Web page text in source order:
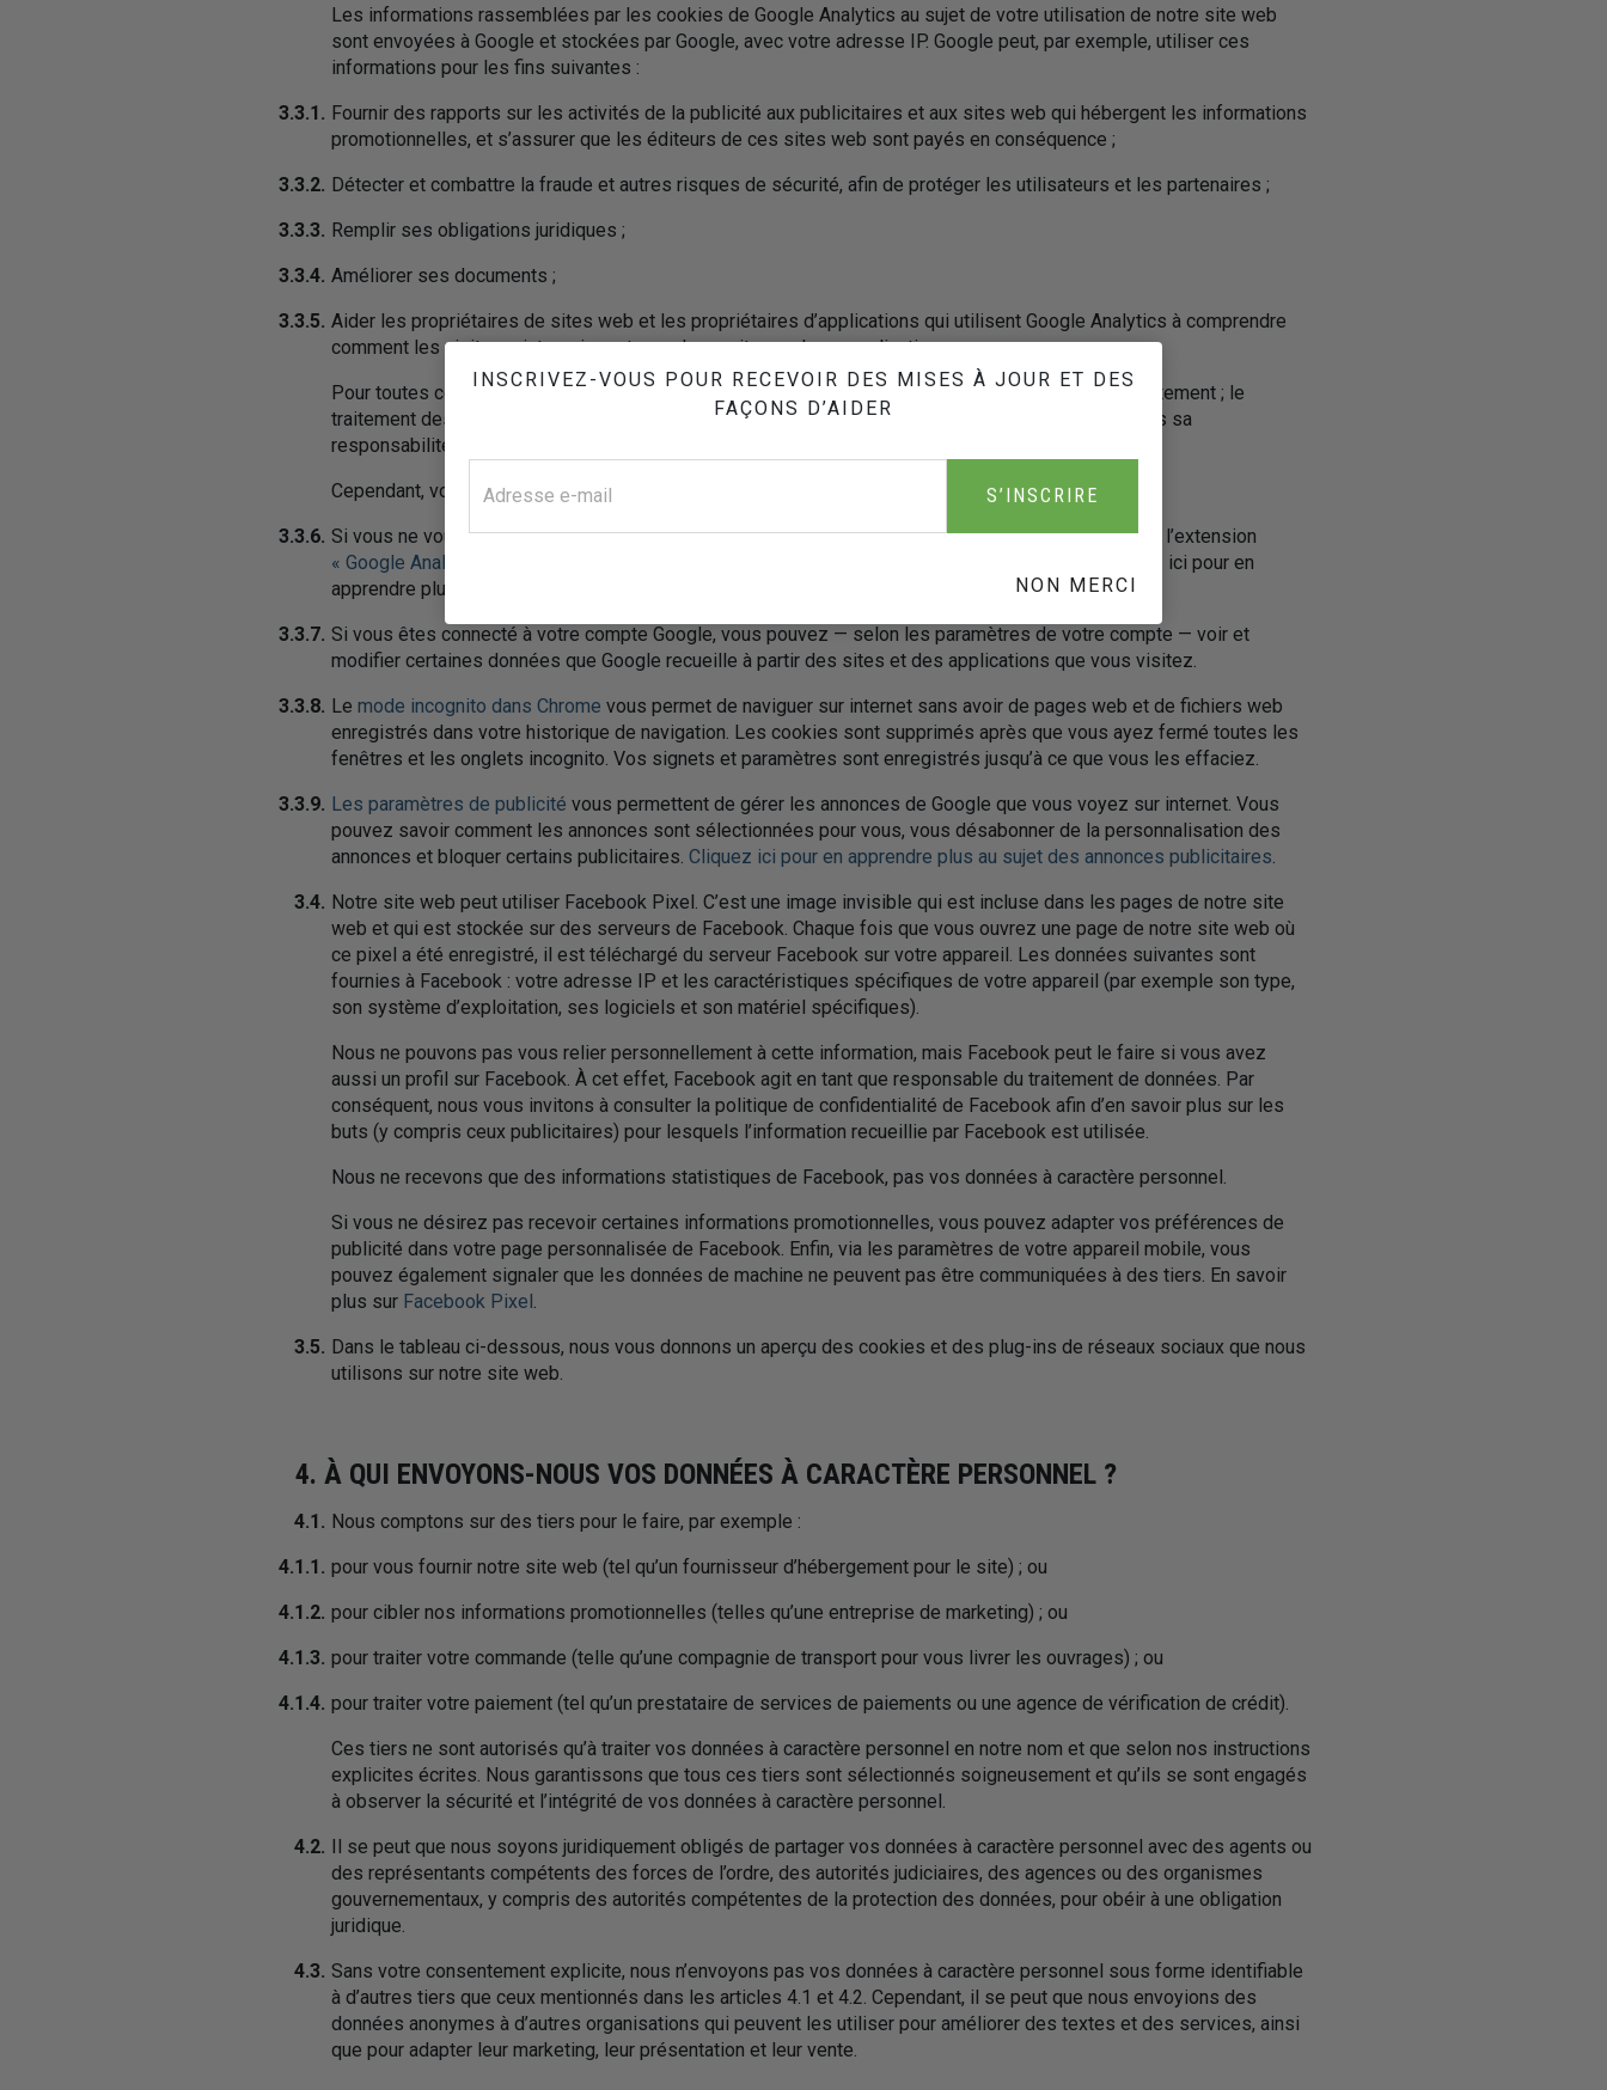
Les informations rassemblées par les cookies de Google Analytics au sujet de votre utilisation de notre site web
sont envoyées à Google et stockées par Google, avec votre adresse IP. Google peut, par exemple, utiliser ces
informations pour les fins suivantes :
3.3.1. Fournir des rapports sur les activités de la publicité aux publicitaires et aux sites web qui hébergent les informations
promotionnelles, et s’assurer que les éditeurs de ces sites web sont payés en conséquence ;
3.3.2. Détecter et combattre la fraude et autres risques de sécurité, afin de protéger les utilisateurs et les partenaires ;
3.3.3. Remplir ses obligations juridiques ;
3.3.4. Améliorer ses documents ;
3.3.5. Aider les propriétaires de sites web et les propriétaires d’applications qui utilisent Google Analytics à comprendre
comment les visiteurs interagissent avec leurs sites ou leurs applications.
Pour toutes ces activités, à l’exception du dernier point, Google agit en tant que responsable du traitement ; le
traitement des informations qu’il recueille à propos de votre utilisation de notre site Web a lieu sous sa
responsabilité. En savoir plus sur l’utilisation des
Cependant, vous pouvezcontrôler l’information envoyée à Google
de la façon suivante :
3.3.6. Si vous ne voulez pas que Google Analytics soit utilisé dans votre navigateur, vous pouvez installer l’extension
« Google Analytics Opt-out » (module complémentaire de désactivation dans un navigateur)
. Cliquez ici pour en
apprendre plus sur
à caractère personnel.
3.3.7. Si vous êtes connecté à votre compte Google, vous pouvez — selon les paramètres de votre compte — voir et
modifier certaines données que Google recueille à partir des sites et des applications que vous visitez.
3.3.8. Le mode incognito dans Chrome vous permet de naviguer sur internet sans avoir de pages web et de fichiers web
enregistrés dans votre historique de navigation. Les cookies sont supprimés après que vous ayez fermé toutes les
fenêtres et les onglets incognito. Vos signets et paramètres sont enregistrés jusqu’à ce que vous les effaciez.
3.3.9. Les paramètres de publicité vous permettent de gérer les annonces de Google que vous voyez sur internet. Vous
pouvez savoir comment les annonces sont sélectionnées pour vous, vous désabonner de la personnalisation des
annonces et bloquer certains publicitaires. Cliquez ici pour en apprendre plus au sujet des annonces publicitaires.
3.4. Notre site web peut utiliser Facebook Pixel. C’est une image invisible qui est incluse dans les pages de notre site
web et qui est stockée sur des serveurs de Facebook. Chaque fois que vous ouvrez une page de notre site web où
ce pixel a été enregistré, il est téléchargé du serveur Facebook sur votre appareil. Les données suivantes sont
fournies à Facebook : votre adresse IP et les caractéristiques spécifiques de votre appareil (par exemple son type,
son système d’exploitation, ses logiciels et son matériel spécifiques).
Nous ne pouvons pas vous relier personnellement à cette information, mais Facebook peut le faire si vous avez
aussi un profil sur Facebook. À cet effet, Facebook agit en tant que responsable du traitement de données. Par
conséquent, nous vous invitons à consulter la politique de confidentialité de Facebook afin d’en savoir plus sur les
buts (y compris ceux publicitaires) pour lesquels l’information recueillie par Facebook est utilisée.
Nous ne recevons que des informations statistiques de Facebook, pas vos données à caractère personnel.
Si vous ne désirez pas recevoir certaines informations promotionnelles, vous pouvez adapter vos préférences de
publicité dans votre page personnalisée de Facebook. Enfin, via les paramètres de votre appareil mobile, vous
pouvez également signaler que les données de machine ne peuvent pas être communiquées à des tiers. En savoir
plus sur Facebook Pixel.
3.5. Dans le tableau ci-dessous, nous vous donnons un aperçu des cookies et des plug-ins de réseaux sociaux que nous
utilisons sur notre site web.
4. À QUI ENVOYONS-NOUS VOS DONNÉES À CARACTÈRE PERSONNEL ?
4.1. Nous comptons sur des tiers pour le faire, par exemple :
4.1.1. pour vous fournir notre site web (tel qu’un fournisseur d’hébergement pour le site) ; ou
4.1.2. pour cibler nos informations promotionnelles (telles qu’une entreprise de marketing) ; ou
4.1.3. pour traiter votre commande (telle qu’une compagnie de transport pour vous livrer les ouvrages) ; ou
4.1.4. pour traiter votre paiement (tel qu’un prestataire de services de paiements ou une agence de vérification de crédit).
Ces tiers ne sont autorisés qu’à traiter vos données à caractère personnel en notre nom et que selon nos instructions
explicites écrites. Nous garantissons que tous ces tiers sont sélectionnés soigneusement et qu’ils se sont engagés
à observer la sécurité et l’intégrité de vos données à caractère personnel.
4.2. Il se peut que nous soyons juridiquement obligés de partager vos données à caractère personnel avec des agents ou
des représentants compétents des forces de l’ordre, des autorités judiciaires, des agences ou des organismes
gouvernementaux, y compris des autorités compétentes de la protection des données, pour obéir à une obligation
juridique.
4.3. Sans votre consentement explicite, nous n’envoyons pas vos données à caractère personnel sous forme identifiable
à d’autres tiers que ceux mentionnés dans les articles 4.1 et 4.2. Cependant, il se peut que nous envoyions des
données anonymes à d’autres organisations qui peuvent les utiliser pour améliorer des textes et des services, ainsi
que pour adapter leur marketing, leur présentation et leur vente.
INSCRIVEZ-VOUS POUR RECEVOIR DES MISES À JOUR ET DES
FAÇONS D’AIDER
S’INSCRIRE
NON MERCI